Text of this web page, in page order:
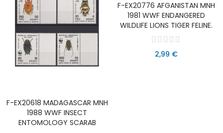
AÑADIR AL CARRITO
F-EX20618 MADAGASCAR MNH
1988 WWF INSECT
ENTOMOLOGY SCARAB
AÑADIR AL CARRITO
F-EX20776 AFGANISTAN MNH
1981 WWF ENDANGERED
WILDLIFE LIONS TIGER FELINE.
2,99 €